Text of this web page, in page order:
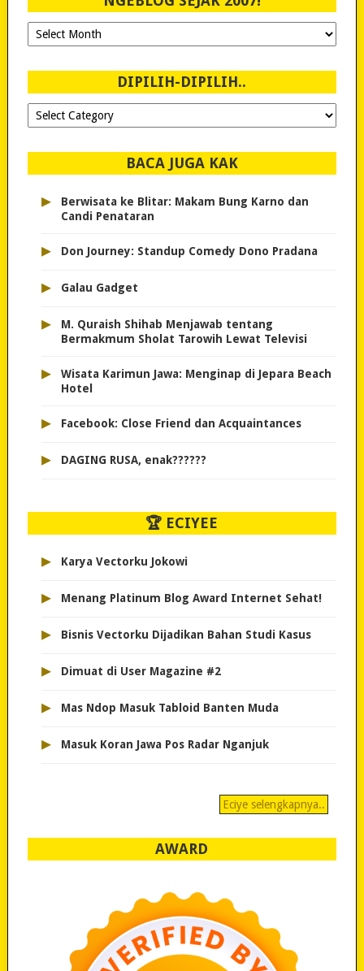
Ngeblog
Sejak
DIPILIH-DIPILIH..
Dipilih-
dipilih..
BACA JUGA KAK
▸
Berwisata ke Blitar: Makam Bung Karno dan
Candi Penataran
▸ Don Journey: Standup Comedy Dono Pradana
▸ Galau Gadget
▸
M. Quraish Shihab Menjawab tentang
Bermakmum Sholat Tarowih Lewat Televisi
▸
Wisata Karimun Jawa: Menginap di Jepara Beach
Hotel
▸ Facebook: Close Friend dan Acquaintances
▸ DAGING RUSA, enak??????
🏆 ECIYEE
▸ Karya Vectorku Jokowi
▸ Menang Platinum Blog Award Internet Sehat!
▸ Bisnis Vectorku Dijadikan Bahan Studi Kasus
▸ Dimuat di User Magazine #2
▸ Mas Ndop Masuk Tabloid Banten Muda
▸ Masuk Koran Jawa Pos Radar Nganjuk
Eciye selengkapnya..
AWARD